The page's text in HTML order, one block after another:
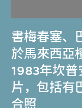
書梅春塞、
於馬來西亞
1983年坎普
片，包括有
合照